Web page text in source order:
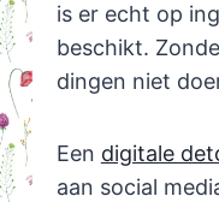
is er echt op
beschikt.
dingen niet
Een digitale
aan social